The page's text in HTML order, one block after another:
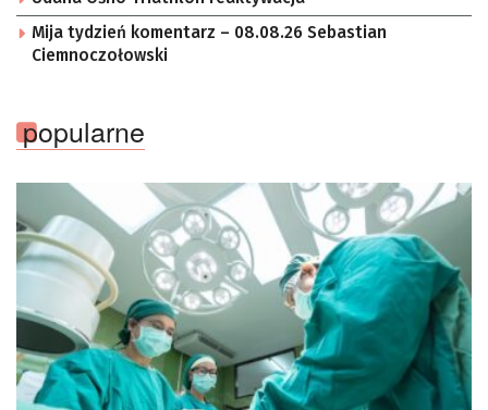
Mija tydzień komentarz – 08.08.26 Sebastian
Ciemnoczołowski
popularne